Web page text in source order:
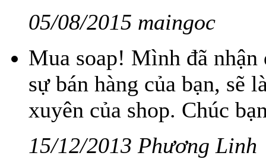
05/08/2015 maingoc
Mua soap! Mình đã
sự bán hàng của bạn, sẽ
xuyên của shop. Chúc
15/12/2013 Phương Linh